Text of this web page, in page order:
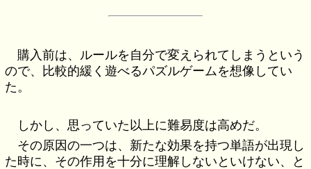
購入前は、ルールを自分で変えられてしまうという
ので、比較的緩く遊べるパズルゲームを想像してい
た。
しかし、思っていた以上に難易度は高めだ。
その原因の一つは、新たな効果を持つ単語が出現し
た時に、その作用を十分に理解しないといけない、と